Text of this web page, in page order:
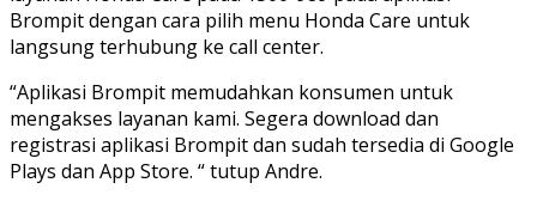
Brompit dengan cara pilih menu Honda Care untuk
langsung terhubung ke call center.
“Aplikasi Brompit memudahkan konsumen untuk
mengakses layanan kami. Segera download dan
registrasi aplikasi Brompit dan sudah tersedia di Google
Plays dan App Store. “ tutup Andre.